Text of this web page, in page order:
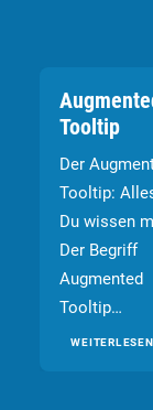
Tooltip
Der
Tooltip:
Du wissen
Der Begriff
Augmented
Tooltip…
WEITERLESEN